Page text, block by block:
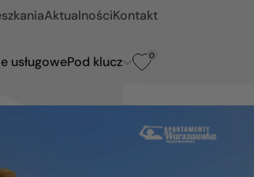
AktualnościKontakt
usługowePod klucz 0